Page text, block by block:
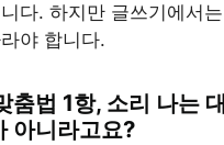
다. 하지만 글쓰기에서
야 합니다.
춤법 1항, 소리 나는
아니라고요?